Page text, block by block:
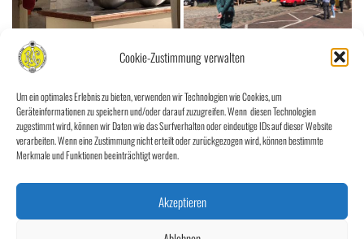
Cookie-Zustimmung verwalten
Um ein optimales Erlebnis zu bieten, verwenden wir Technologien wie Cookies, um
Geräteinformationen zu speichern und/oder darauf zuzugreifen. Wenn diesen Technologien
zugestimmt wird, können wir Daten wie das Surfverhalten oder eindeutige IDs auf dieser Website
verarbeiten. Wenn eine Zustimmung nicht erteilt oder zurückgezogen wird, können bestimmte
Merkmale und Funktionen beeinträchtigt werden.
Akzeptieren